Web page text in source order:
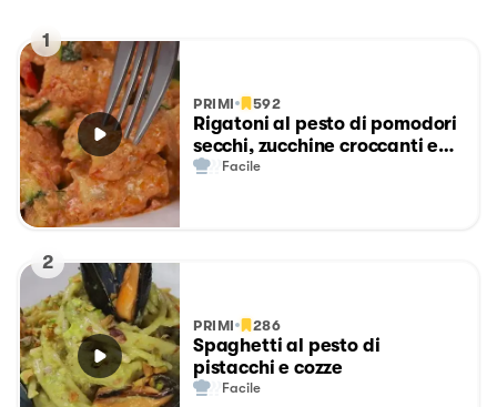
1
PRIMI 592
Rigatoni al pesto di pomodori
secchi, zucchine croccanti e
nociFacile
2
PRIMI 286
Spaghetti al pesto di
pistacchi e cozze
Facile